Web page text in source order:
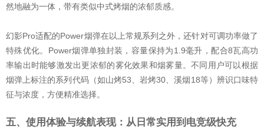
然地融为一体，带有类似中式烤烟的浓郁质感。
幻影Pro适配的Power烟弹在以上常规系列之外，还针对可调功率做了
特殊优化。Power烟弹单独封装，容量保持为1.9毫升，配合8瓦高功
率输出时能够激发出更浓郁的雾化效果和烟雾量。不同用户可以根据
烟弹上标注的系列代码（如山烤53、岩烤30、溪烟18等）辨识口味特
征与浓度，方便精准选择。
五、使用体验与续航表现：从日常实用到电竞级快充